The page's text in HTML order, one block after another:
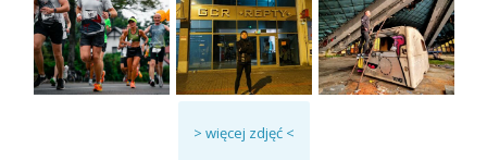
> więcej zdjęć <